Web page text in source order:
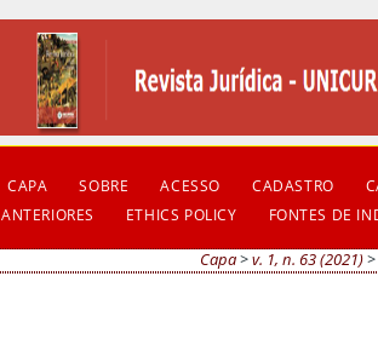
CAPA SOBRE ACESSO CADASTRO
ANTERIORES
ETHICS POLICY FONTES DE
Capa>v. 1, n. 63 (2021)